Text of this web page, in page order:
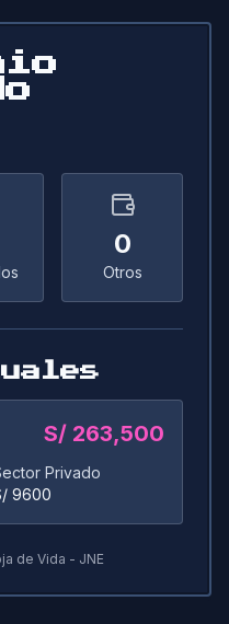
0
Otros
S/ 263,500
Privado
9600
de Vida - JNE